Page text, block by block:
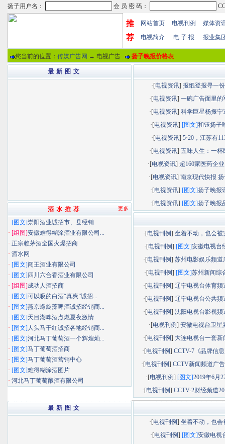
推
荐
网站首页 电视刊例
媒体资
电视简介
电 子 报 报业集
您当前的位置： 传媒广告网 → 电视广告 扬子晚报价格表
·[电视资讯] 报纸登报寻一份
·[电视资讯]一碗广告面里的
·[电视资讯]科学巨星杨振宁
·[电视资讯] [图文]和钰扬子
·[电视资讯]5·20，江苏有
·[电视资讯]五味人生：一杯
·[电视资讯] 超160家医药企
·[电视资讯] 南京现代快报 扬
·[电视资讯] [图文]扬子晚报
·[电视资讯] [图文]扬子晚报
·[电视刊例]坐着不动，也会被
·[电视刊例] [图文]安徽电视台
·[电视刊例]苏州电影娱乐频道
·[电视刊例] [图文]苏州新闻综
·[电视刊例]辽宁电视台体育频
·[电视刊例]辽宁电视台公共频
·[电视刊例]沈阳电视台影视频
·[电视刊例] 安徽电视台卫星
·[电视刊例] 大连电视台一套新
·[电视刊例] CCTV-7《品牌信
·[电视刊例]CCTV新闻频道广
·[电视刊例] [图文]2019年6月
·[电视刊例] CCTV-2财经频道
最 新 图 文
更多
酒 水 推 荐
· [图文]崇阳酒业诚招市、县经销
· [组图]安徽难得糊涂酒业有限公司...
· 正宗赖茅酒全国火爆招商
· 酒水网
· [图文]闯王酒业有限公司
· [图文] 四川六合香酒业有限公司
· [组图]成功人酒招商
· [图文]可以吸的白酒“真爽”诚招...
· [图文]燕京螺旋藻啤酒诚招经销商...
· [图文]天目湖啤酒点燃夏夜激情
· [图文] 人头马干红诚招各地经销商...
· [图文]河北马丁葡萄酒一个辉煌灿...
· [图文]马丁葡萄酒招商
· [图文]马丁葡萄酒营销中心
· [图文]难得糊涂酒图片
· 河北马丁葡萄酿酒有限公司
·[电视刊例]坐着不动，也会
·[电视刊例] [图文]安徽电视
最 新 图 文